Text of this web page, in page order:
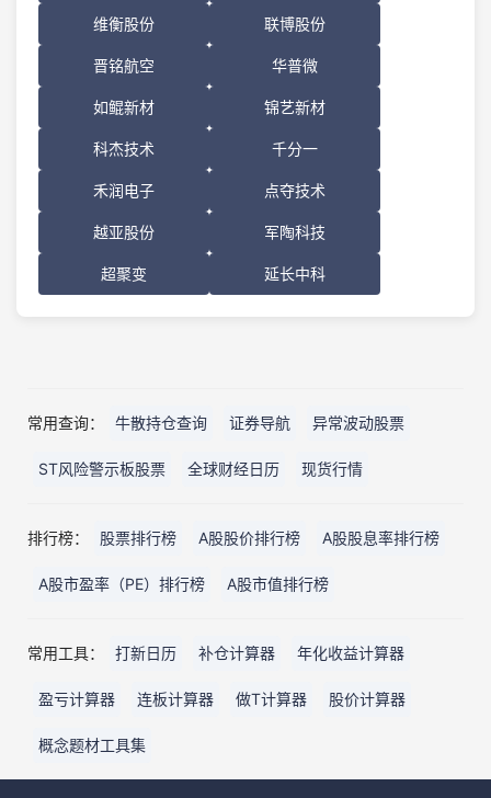
维衡股份 联博股份
晋铭航空 华普微
如鲲新材 锦艺新材
科杰技术 千分一
禾润电子 点夺技术
越亚股份 军陶科技
超聚变 延长中科
常用查询： 牛散持仓查询 证券导航 异常波动股票
ST风险警示板股票 全球财经日历 现货行情
排行榜： 股票排行榜 A股股价排行榜 A股股息率排行榜
A股市盈率（PE）排行榜 A股市值排行榜
常用工具： 打新日历 补仓计算器 年化收益计算器
盈亏计算器 连板计算器 做T计算器 股价计算器
概念题材工具集